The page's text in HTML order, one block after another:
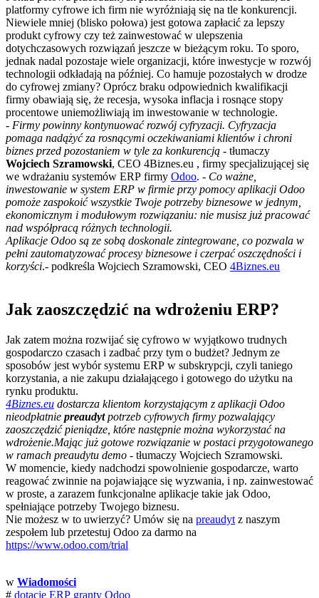
platformy cyfrowe ich firm nie wyróżniają się na tle konkurencji.
Niewiele mniej (blisko połowa) jest gotowa zapłacić za lepszy
produkt cyfrowy czy też zainwestować w ulepszenia
dotychczasowych rozwiązań jeszcze w bieżącym roku. To sporo,
jednak nadal pozostaje wiele organizacji, które inwestycje w rozwój
technologii odkładają na później. Co hamuje pozostałych w drodze
do cyfrowej zmiany? Oprócz braku odpowiednich kwalifikacji
firmy obawiają się, że recesja, wysoka inflacja i rosnące stopy
procentowe uniemożliwiają im inwestowanie w technologie.
- Firmy powinny kontynuować rozwój cyfryzacji. Cyfryzacja
pomaga nadążyć za rosnącymi oczekiwaniami klientów i chroni
biznes przed pozostaniem w tyle za konkurencją - tłumaczy
Wojciech Szramowski, CEO 4Biznes.eu , firmy specjalizującej się
we wdrażaniu systemów ERP firmy Odoo. - Co ważne,
inwestowanie w system ERP w firmie przy pomocy aplikacji Odoo
pomoże zaspokoić wszystkie Twoje potrzeby biznesowe w jednym,
ekonomicznym i modułowym rozwiązaniu: nie musisz już pracować
nad współpracą różnych technologii.
Aplikacje Odoo są ze sobą doskonale zintegrowane, co pozwala w
pełni zautomatyzować procesy biznesowe i czerpać oszczędności i
korzyści.- podkreśla Wojciech Szramowski, CEO 4Biznes.eu
Jak zaoszczędzić na wdrożeniu ERP?
Jak zatem można rozwijać się cyfrowo w wyjątkowo trudnych
gospodarczo czasach i zadbać przy tym o budżet? Jednym ze
sposobów jest wybór systemu ERP w subskrypcji, czyli taniego
korzystania, a nie zakupu działającego i gotowego do użytku na
rynku produktu.
4Biznes.eu dostarcza klientom korzystającym z aplikacji Odoo
nieodpłatnie preaudytpotrzeb cyfrowych firmy pozwalający
zaoszczędzić pieniądze, które następnie można wykorzystać na
wdrożenie.Mając już gotowe rozwiązanie w postaci przygotowanego
w ramach preaudytu demo - tłumaczy Wojciech Szramowski.
W momencie, kiedy nadchodzi spowolnienie gospodarcze, warto
reagować zwinnie na pojawiające się wyzwania, i np. zainwestować
w proste, a zarazem funkcjonalne aplikacje takie jak Odoo,
spełniające potrzeby Twojego biznesu.
Nie możesz w to uwierzyć? Umów się na preaudyt z naszym
zespołem lub przetestuj Odoo za darmo na
https://www.odoo.com/trial
w Wiadomości
# dotacje ERP granty Odoo